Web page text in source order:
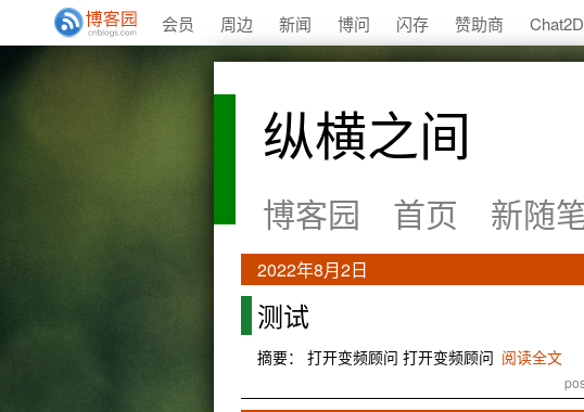
会员 周边 新闻 博问 闪存 赞助商
纵横之间
博客园 首页 新随
2022年8月2日
测试
摘要： 打开变频顾问 打开变频顾问 阅读全文